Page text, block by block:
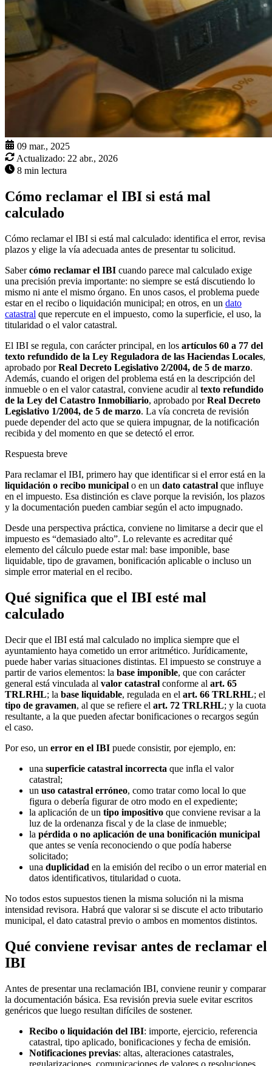
09 mar., 2025
Actualizado: 22 abr., 2026
8 min lectura
Cómo reclamar el IBI si está mal
calculado
Cómo reclamar el IBI si está mal calculado: identifica el error, revisa
plazos y elige la vía adecuada antes de presentar tu solicitud.
Sabercómo reclamar el IBI cuando parece mal calculado exige
una precisión previa importante: no siempre se está discutiendo lo
mismo ni ante el mismo órgano. En unos casos, el problema puede
estar en el recibo o liquidación municipal; en otros, en un dato
catastral que repercute en el impuesto, como la superficie, el uso, la
titularidad o el valor catastral.
El IBI se regula, con carácter principal, en los artículos 60 a 77 del
texto refundido de la Ley Reguladora de las Haciendas Locales,
aprobado porReal Decreto Legislativo 2/2004, de 5 de marzo.
Además, cuando el origen del problema está en la descripción del
inmueble o en el valor catastral, conviene acudir al texto refundido
de la Ley del Catastro Inmobiliario, aprobado porReal Decreto
Legislativo 1/2004, de 5 de marzo. La vía concreta de revisión
puede depender del acto que se quiera impugnar, de la notificación
recibida y del momento en que se detectó el error.
Respuesta breve
Para reclamar el IBI, primero hay que identificar si el error está en la
liquidación o recibo municipal o en un dato catastral que influye
en el impuesto. Esa distinción es clave porque la revisión, los plazos
y la documentación pueden cambiar según el acto impugnado.
Desde una perspectiva práctica, conviene no limitarse a decir que el
impuesto es “demasiado alto”. Lo relevante es acreditarqué
elemento del cálculo puede estar mal: base imponible, base
liquidable, tipo de gravamen, bonificación aplicable o incluso un
simple error material en el recibo.
Qué significa que el IBI esté mal
calculado
Decir que el IBI está mal calculado no implica siempre que el
ayuntamiento haya cometido un error aritmético. Jurídicamente,
puede haber varias situaciones distintas. El impuesto se construye a
partir de varios elementos: la base imponible, que con carácter
general está vinculada al valor catastral conforme al art. 65
TRLRHL; la base liquidable, regulada en el art. 66 TRLRHL; el
tipo de gravamen, al que se refiere el art. 72 TRLRHL; y la cuota
resultante, a la que pueden afectar bonificaciones o recargos según
el caso.
Por eso, un error en el IBI puede consistir, por ejemplo, en:
una superficie catastral incorrecta que infla el valor
catastral;
un uso catastral erróneo, como tratar como local lo que
figura o debería figurar de otro modo en el expediente;
la aplicación de un tipo impositivo que conviene revisar a la
luz de la ordenanza fiscal y de la clase de inmueble;
la pérdida o no aplicación de una bonificación municipal
que antes se venía reconociendo o que podía haberse
solicitado;
una duplicidad en la emisión del recibo o un error material en
datos identificativos, titularidad o cuota.
No todos estos supuestos tienen la misma solución ni la misma
intensidad revisora. Habrá que valorar si se discute el acto tributario
municipal, el dato catastral previo o ambos en momentos distintos.
Qué conviene revisar antes de reclamar el
IBI
Antes de presentar una reclamación IBI, conviene reunir y comparar
la documentación básica. Esa revisión previa suele evitar escritos
genéricos que luego resultan difíciles de sostener.
Recibo o liquidación del IBI: importe, ejercicio, referencia
catastral, tipo aplicado, bonificaciones y fecha de emisión.
Notificaciones previas: altas, alteraciones catastrales,
regularizaciones, comunicaciones de valores o resoluciones